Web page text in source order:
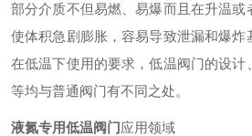
部分介质不但易燃、易爆而且在升温或
使体积急剧膨胀，容易导致泄漏和爆炸
在低温下使用的要求，低温阀门的设计
等均与普通阀门有不同之处。
液氮专用低温阀门应用领域